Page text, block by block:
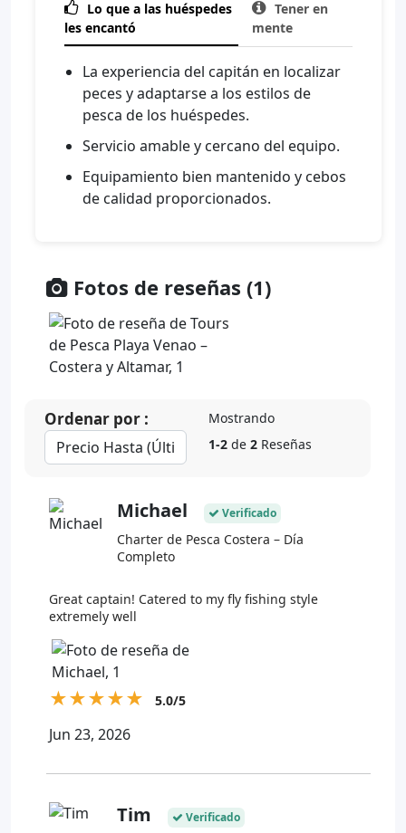

Lo que a las huéspedes
les encantó
 Tener en
mente
La experiencia del capitán en localizar
peces y adaptarse a los estilos de
pesca de los huéspedes.
Servicio amable y cercano del equipo.
Equipamiento bien mantenido y cebos
de calidad proporcionados.
Fotos de reseñas (1)
Ordenar por :
Mostrando
1-2 de 2 Reseñas
Michael Verificado
Charter de Pesca Costera – Día
Completo
Great captain! Catered to my fly fishing style
extremely well
★★★★★ 5.0/5
Jun 23, 2026
Tim Verificado